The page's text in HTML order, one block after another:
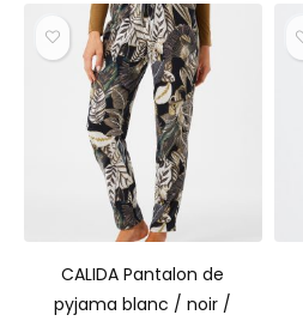
CALIDA Pantalon de
pyjama blanc / noir /